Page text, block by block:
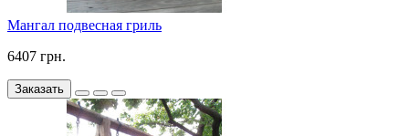
Мангал подвесная гриль
6407 грн.
Заказать